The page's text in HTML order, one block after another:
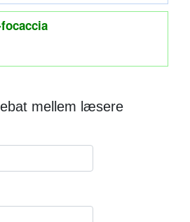
mellem læsere